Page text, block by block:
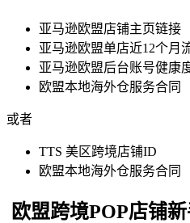
亚马逊欧盟店铺主页链接
亚马逊欧盟单店近12个月
亚马逊欧盟后台账号健康
欧盟本地海外仓服务合同
或者
TTS 美区跨境店铺ID
欧盟本地海外仓服务合同
欧盟跨境POP店铺